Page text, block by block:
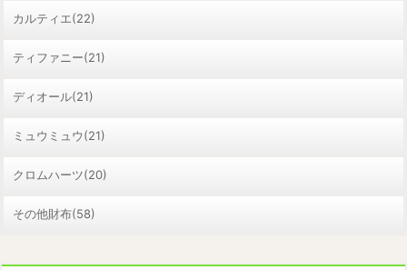
カルティエ(22)
ティファニー(21)
ディオール(21)
ミュウミュウ(21)
クロムハーツ(20)
その他財布(58)